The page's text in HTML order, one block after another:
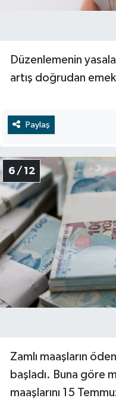
Düzenlemenin
artış doğrudan
Paylaş
6 / 12
Zamlı maaşların
başladı. Buna göre
maaşlarını 15